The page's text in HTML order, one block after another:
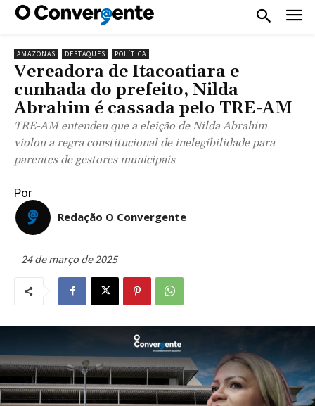
AMAZONAS DESTAQUES POLÍTICA
Vereadora de Itacoatiara e
cunhada do prefeito, Nilda
Abrahim é cassada pelo TRE-AM
TRE-AM entendeu que a eleição de Nilda Abrahim
violou a regra constitucional de inelegibilidade para
parentes de gestores municipais
Por
Redação O Convergente
24 de março de 2025